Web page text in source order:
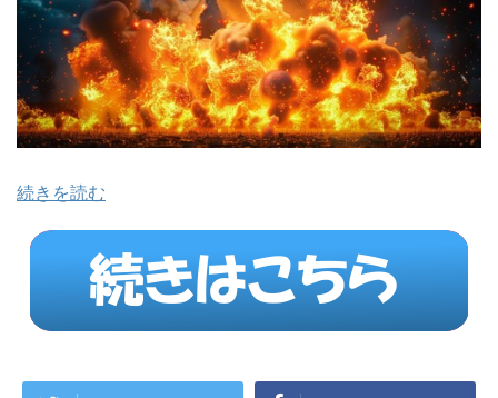
続きを読む